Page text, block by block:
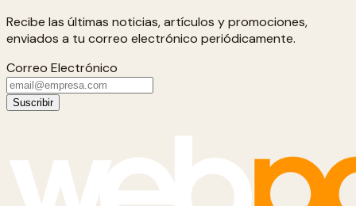
Recibe las últimas noticias, artículos y promociones,
enviados a tu correo electrónico periódicamente.
Correo Electrónico
Suscribir